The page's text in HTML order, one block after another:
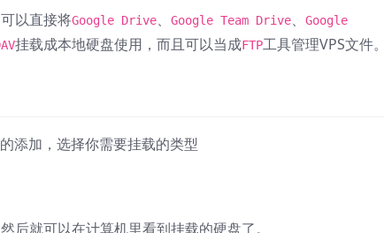
以直接将Google Drive、 Google Team Drive、
Google
挂载成本地硬盘使用，而且可以当成FTP工具管理VPS文件。
添加，选择你需要挂载的类型
后就可以在计算机里看到挂载的硬盘了。